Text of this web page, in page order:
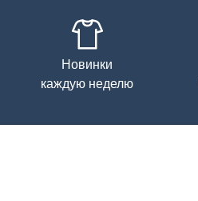
Новинки
каждую неделю